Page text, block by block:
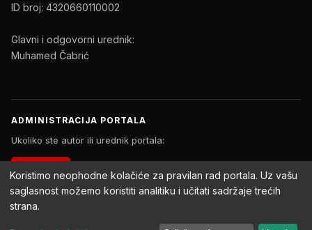
ID broj: 4320660110002
Glavni i odgovorni urednik:
Muhamed Čabrić
ADMINISTRACIJA PORTALA
Ukoliko ste autor ili urednik portala:
Copyright © 2026 Afirmativa Portal. Sva prava zadržana.
Koristimo neophodne kolačiće za pravilan rad portala. Uz vašu
saglasnost možemo koristiti analitiku i učitati sadržaje trećih
strana.